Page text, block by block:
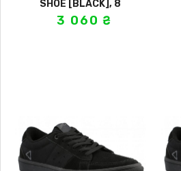
SHOE [BLACK], 8
3 060₴